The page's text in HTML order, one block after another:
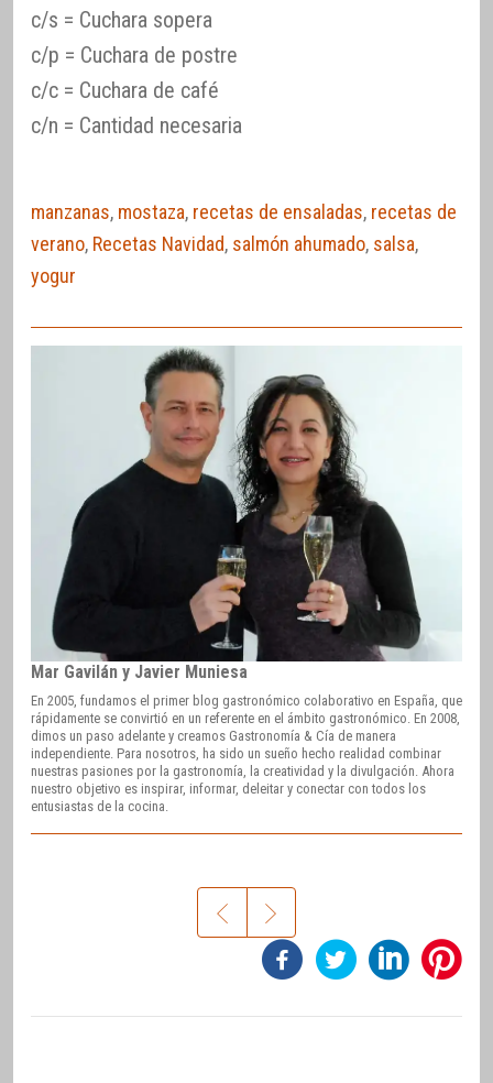
c/s = Cuchara sopera
c/p = Cuchara de postre
c/c = Cuchara de café
c/n = Cantidad necesaria
manzanas, mostaza, recetas de ensaladas, recetas de
verano, Recetas Navidad, salmón ahumado, salsa,
yogur
Mar Gavilán y Javier Muniesa
En 2005, fundamos el primer blog gastronómico colaborativo en España, que
rápidamente se convirtió en un referente en el ámbito gastronómico. En 2008,
dimos un paso adelante y creamos Gastronomía & Cía de manera
independiente. Para nosotros, ha sido un sueño hecho realidad combinar
nuestras pasiones por la gastronomía, la creatividad y la divulgación. Ahora
nuestro objetivo es inspirar, informar, deleitar y conectar con todos los
entusiastas de la cocina.